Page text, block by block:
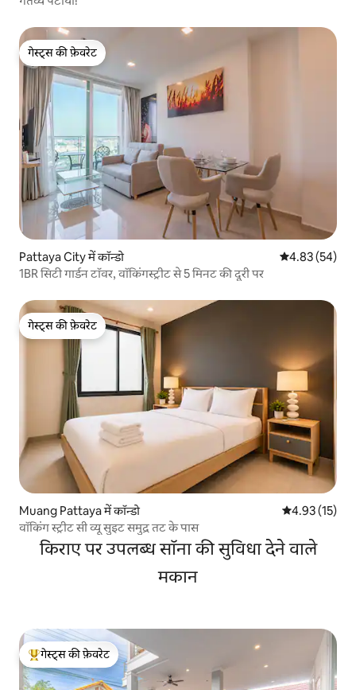
गेस्ट्स की फ़ेवरेट
गेस्ट्स की फ़ेवरेट
Pattaya City में कॉन्डो औसत रेटिंग 5 में
4.83 (54)
1BR सिटी गार्डन टॉवर, वॉकिंगस्ट्रीट से 5 मिनट की दूरी पर
गेस्ट्स की फ़ेवरेट
गेस्ट्स की फ़ेवरेट
Muang Pattaya में कॉन्डो औसत रेटिंग 5 में
4.93 (15)
वॉकिंग स्ट्रीट सी व्यू सुइट समुद्र तट के पास
किराए पर उपलब्ध सॉना की सुविधा देने वाले
मकान
गेस्ट्स का टॉप फ़ेवरेट
गेस्ट्स की फ़ेवरेट